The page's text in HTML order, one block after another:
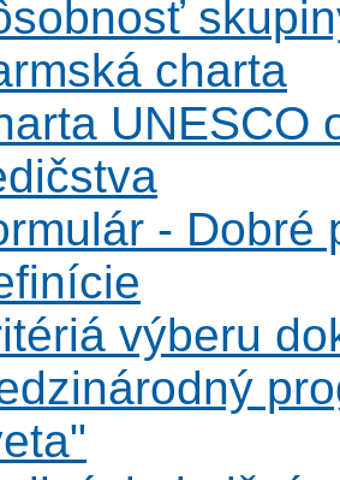
charta
UNESCO
- Dobré
výberu